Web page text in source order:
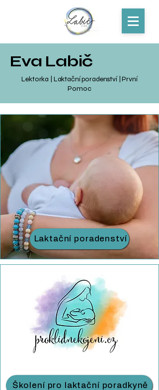
Eva Labič
Lektorka | Laktační poradenství | První
Pomoc
Laktační poradenství
Školení pro laktační poradkyně